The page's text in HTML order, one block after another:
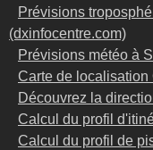
Prévisions
(dxinfocentre.com)
Prévisions météo à
Carte de
Découvrez la
Calcul du profil
Calcul du profil de